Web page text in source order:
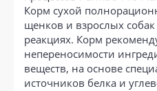
Корм сухой
щенков и взрослых
реакциях. Корм
непереносимости
веществ, на основе
источников белка и